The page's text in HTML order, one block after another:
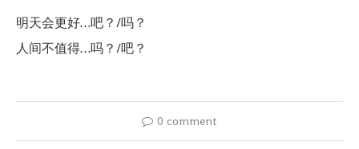
明天会更好…吧？/吗？
人间不值得…吗？/吧？
0 comment